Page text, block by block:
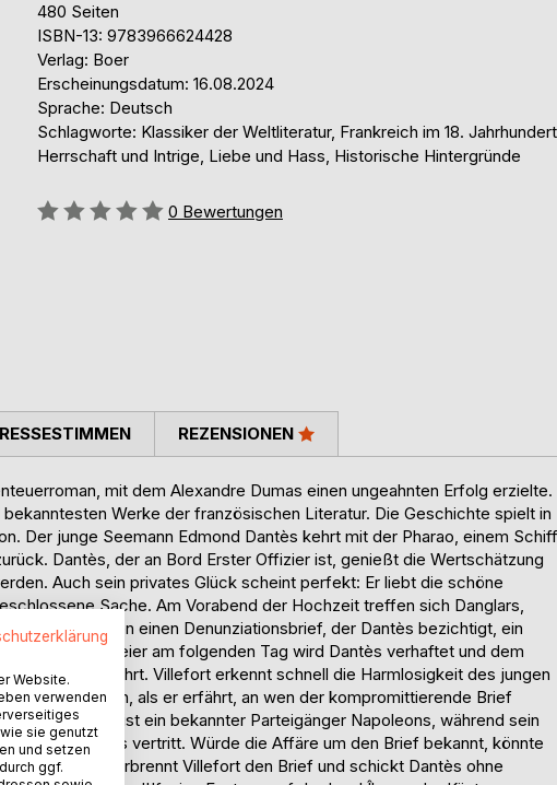
480 Seiten
ISBN-13: 9783966624428
Verlag: Boer
Erscheinungsdatum: 16.08.2024
Sprache: Deutsch
Schlagworte: Klassiker der Weltliteratur, Frankreich im 18.
Herrschaft und Intrige, Liebe und Hass, Historische Hintergründe
Bewertung::
0 Bewertungen
mit dem Alexandre Dumas einen ungeahnten Erfolg erzielte.
Werke der französischen Literatur. Die Geschichte spielt in
Der junge Seemann Edmond Dantès kehrt mit der Pharao, einem Schiff
Dantès, der an Bord Erster Offizier ist, genießt die Wertschätzung
Auch sein privates Glück scheint perfekt: Er liebt die schöne
Sache. Am Vorabend der Hochzeit treffen sich Danglars,
Sie entwerfen einen Denunziationsbrief, der Dantès bezichtigt, ein
Hochzeitsfeier am folgenden Tag wird Dantès verhaftet und dem
vorgeführt. Villefort erkennt schnell die Harmlosigkeit des jungen
entlassen, als er erfährt, an wen der kompromittierende Brief
Vater. Dieser ist ein bekannter Parteigänger Napoleons, während sein
Königshauses vertritt. Würde die Affäre um den Brief bekannt, könnte
Deshalb verbrennt Villefort den Brief und schickt Dantès ohne
REZENSIONEN
Website.
verwenden
sie genutzt
und setzen
ggf.